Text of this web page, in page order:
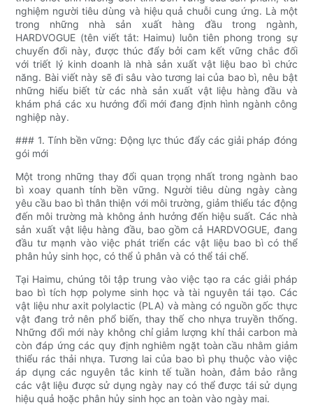
nghiệm người tiêu dùng và hiệu quả chuỗi cung ứng. Là một
trong những nhà sản xuất hàng đầu trong ngành,
HARDVOGUE (tên viết tắt: Haimu) luôn tiên phong trong sự
chuyển đổi này, được thúc đẩy bởi cam kết vững chắc đối
với triết lý kinh doanh là nhà sản xuất vật liệu bao bì chức
năng. Bài viết này sẽ đi sâu vào tương lai của bao bì, nêu bật
những hiểu biết từ các nhà sản xuất vật liệu hàng đầu và
khám phá các xu hướng đổi mới đang định hình ngành công
nghiệp này.
### 1. Tính bền vững: Động lực thúc đẩy các giải pháp đóng
gói mới
Một trong những thay đổi quan trọng nhất trong ngành bao
bì xoay quanh tính bền vững. Người tiêu dùng ngày càng
yêu cầu bao bì thân thiện với môi trường, giảm thiểu tác động
đến môi trường mà không ảnh hưởng đến hiệu suất. Các nhà
sản xuất vật liệu hàng đầu, bao gồm cả HARDVOGUE, đang
đầu tư mạnh vào việc phát triển các vật liệu bao bì có thể
phân hủy sinh học, có thể ủ phân và có thể tái chế.
Tại Haimu, chúng tôi tập trung vào việc tạo ra các giải pháp
bao bì tích hợp polyme sinh học và tài nguyên tái tạo. Các
vật liệu như axit polylactic (PLA) và màng có nguồn gốc thực
vật đang trở nên phổ biến, thay thế cho nhựa truyền thống.
Những đổi mới này không chỉ giảm lượng khí thải carbon mà
còn đáp ứng các quy định nghiêm ngặt toàn cầu nhằm giảm
thiểu rác thải nhựa. Tương lai của bao bì phụ thuộc vào việc
áp dụng các nguyên tắc kinh tế tuần hoàn, đảm bảo rằng
các vật liệu được sử dụng ngày nay có thể được tái sử dụng
hiệu quả hoặc phân hủy sinh học an toàn vào ngày mai.